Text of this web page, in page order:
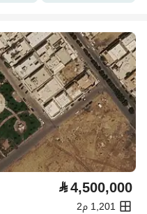
⃁4,500,000
1,201 م2